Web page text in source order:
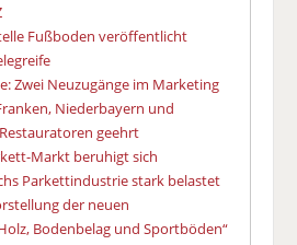
Fußboden veröffentlicht
Zwei Neuzugänge im Marketing
Niederbayern und
geehrt
Markt beruhigt sich
Parkettindustrie stark belastet
der neuen
Bodenbelag und Sportböden“